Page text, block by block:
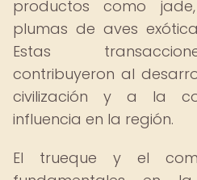
productos como
plumas de aves
Estas
contribuyeron al
civilización y a la
influencia en la región.
El trueque y el